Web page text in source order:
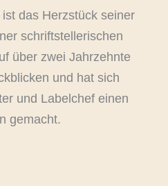
das Herzstück seiner
schriftstellerischen
über zwei Jahrzehnte
und hat sich
und Labelchef einen
gemacht.